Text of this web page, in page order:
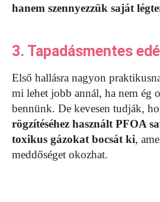
hanem szennyezzük saját
3. Tapadásmentes
Első hallásra nagyon
mi lehet jobb annál, ha nem ég
bennünk. De kevesen tudják,
rögzítéséhez használt PFOA
toxikus gázokat bocsát ki,
meddőséget okozhat.